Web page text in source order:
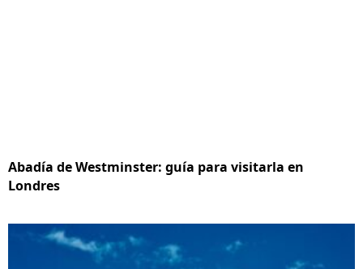
Abadía de Westminster: guía para visitarla en
Londres